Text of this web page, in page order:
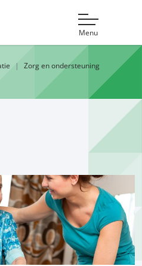
Menu
Zorg en ondersteuning